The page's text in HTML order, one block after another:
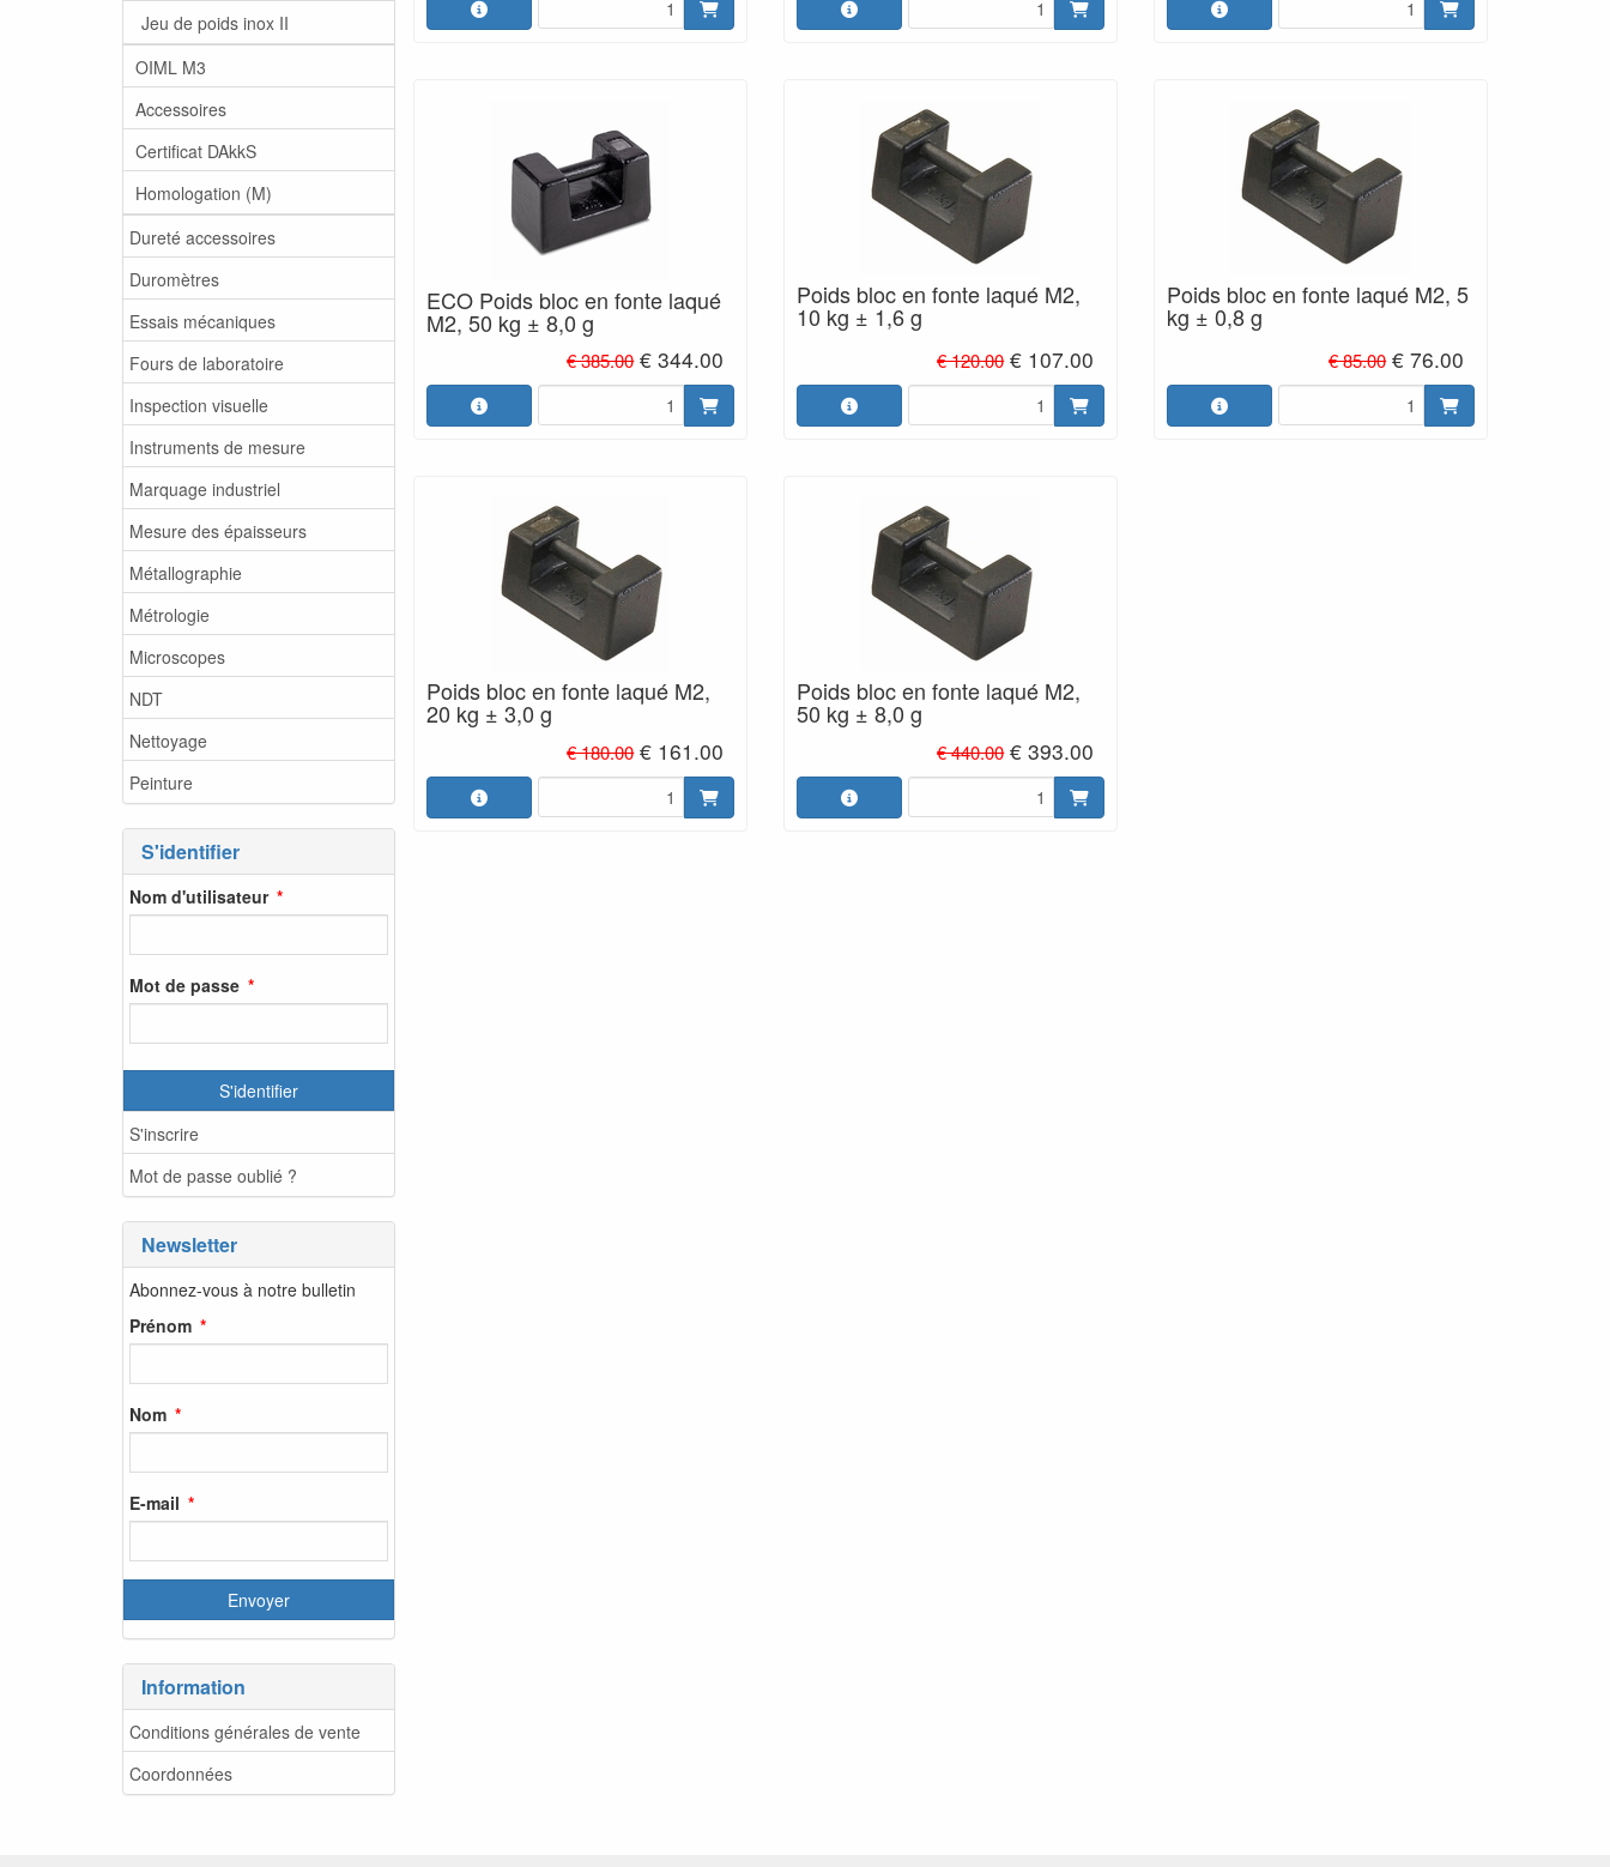
Jeu de poids inox II
OIML M3
Accessoires
Certificat DAkkS
Homologation (M)
Dureté accessoires
Duromètres
Essais mécaniques
Fours de laboratoire
Inspection visuelle
Instruments de mesure
Marquage industriel
Mesure des épaisseurs
Métallographie
Métrologie
Microscopes
NDT
Nettoyage
Peinture
S'identifier
Nom d'utilisateur
Mot de passe
S'identifier
S'inscrire
Mot de passe oublié ?
Newsletter
Abonnez-vous à notre bulletin
Prénom
Nom
E-mail
Information
Conditions générales de vente
Coordonnées
ECO Poids bloc en fonte laqué
M2, 50 kg ± 8,0 g
€ 385.00 € 344.00
Poids bloc en fonte laqué M2,
10 kg ± 1,6 g
€ 120.00 € 107.00
Poids bloc en fonte laqué M2, 5
kg ± 0,8 g
€ 85.00 € 76.00
Poids bloc en fonte laqué M2,
20 kg ± 3,0 g
€ 180.00 € 161.00
Poids bloc en fonte laqué M2,
50 kg ± 8,0 g
€ 440.00 € 393.00